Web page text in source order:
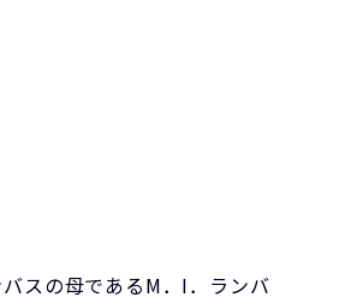
スの母であるM．I．ランバ